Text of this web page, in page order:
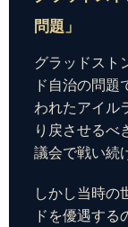
問題」
グラッドスト
ド自治の問題
われたアイル
り戻させる
議会で戦い続
しかし当時の
ドを優遇する